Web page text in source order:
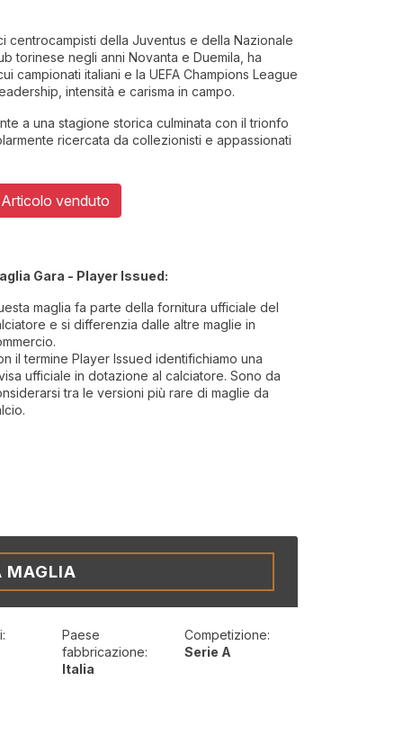
centrocampisti della Juventus e della Nazionale
torinese negli anni Novanta e Duemila, ha
campionati italiani e la UEFA Champions League
intensità e carisma in campo.
a una stagione storica culminata con il trionfo
ricercata da collezionisti e appassionati
Articolo venduto
Gara - Player Issued:
maglia fa parte della fornitura ufficiale del
e si differenzia dalle altre maglie in
il termine Player Issued identifichiamo una
ufficiale in dotazione al calciatore. Sono da
tra le versioni più rare di maglie da
MAGLIA
Paese
fabbricazione:
Italia
Competizione:
Serie A